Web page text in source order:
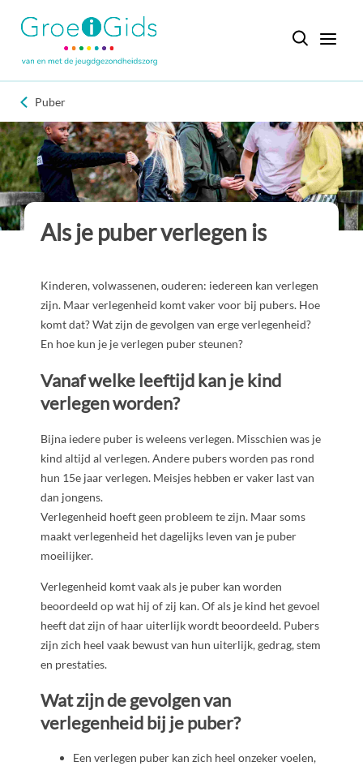
Puber
Als je puber verlegen is
Kinderen, volwassenen, ouderen: iedereen kan verlegen
zijn. Maar verlegenheid komt vaker voor bij pubers. Hoe
komt dat? Wat zijn de gevolgen van erge verlegenheid?
En hoe kun je je verlegen puber steunen?
Vanaf welke leeftijd kan je kind
verlegen worden?
Bijna iedere puber is weleens verlegen. Misschien was je
kind altijd al verlegen. Andere pubers worden pas rond
hun 15e jaar verlegen. Meisjes hebben er vaker last van
dan jongens.
Verlegenheid hoeft geen probleem te zijn. Maar soms
maakt verlegenheid het dagelijks leven van je puber
moeilijker.
Verlegenheid komt vaak als je puber kan worden
beoordeeld op wat hij of zij kan. Of als je kind het gevoel
heeft dat zijn of haar uiterlijk wordt beoordeeld. Pubers
zijn zich heel vaak bewust van hun uiterlijk, gedrag, stem
en prestaties.
Wat zijn de gevolgen van
verlegenheid bij je puber?
Een verlegen puber kan zich heel onzeker voelen,